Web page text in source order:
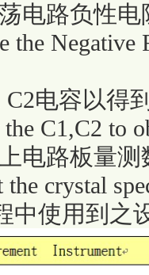
电路负性
the Negative
C2电容以得
C1,C2 to
电路板量
crystal
中使用到之